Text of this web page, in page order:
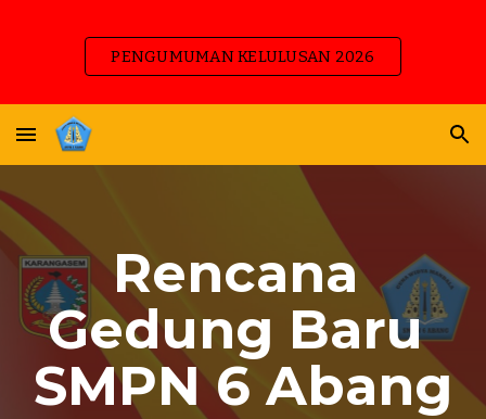
Skip to main content
Skip to navigation
PENGUMUMAN KELULUSAN 2026
Rencana
Gedung Baru
SMPN 6 Abang